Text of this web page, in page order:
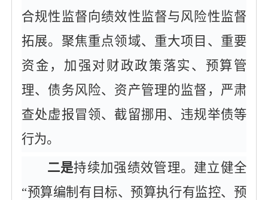
合规性监督向绩效性监督与风险性监督
拓展。聚焦重点领域、重大项目、重要
资金，加强对财政政策落实、预算管
理、债务风险、资产管理的监督，严肃
查处虚报冒领、截留挪用、违规举债等
行为。
二是持续加强绩效管理。建立健全
“预算编制有目标、预算执行有监控、预